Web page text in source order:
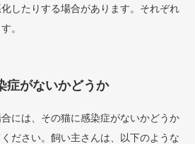
したりする場合があります。それぞれ
。
症がないかどうか
には、その猫に感染症がないかどうか
ださい。飼い主さんは、以下のような